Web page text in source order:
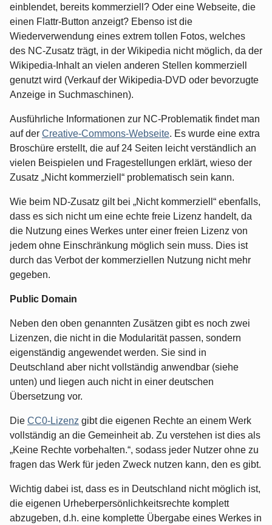
einblendet, bereits kommerziell? Oder eine Webseite, die
einen Flattr-Button anzeigt? Ebenso ist die
Wiederverwendung eines extrem tollen Fotos, welches
des NC-Zusatz trägt, in der Wikipedia nicht möglich, da der
Wikipedia-Inhalt an vielen anderen Stellen kommerziell
genutzt wird (Verkauf der Wikipedia-DVD oder bevorzugte
Anzeige in Suchmaschinen).
Ausführliche Informationen zur NC-Problematik findet man
auf der Creative-Commons-Webseite. Es wurde eine extra
Broschüre erstellt, die auf 24 Seiten leicht verständlich an
vielen Beispielen und Fragestellungen erklärt, wieso der
Zusatz „Nicht kommerziell“ problematisch sein kann.
Wie beim ND-Zusatz gilt bei „Nicht kommerziell“ ebenfalls,
dass es sich nicht um eine echte freie Lizenz handelt, da
die Nutzung eines Werkes unter einer freien Lizenz von
jedem ohne Einschränkung möglich sein muss. Dies ist
durch das Verbot der kommerziellen Nutzung nicht mehr
gegeben.
Public Domain
Neben den oben genannten Zusätzen gibt es noch zwei
Lizenzen, die nicht in die Modularität passen, sondern
eigenständig angewendet werden. Sie sind in
Deutschland aber nicht vollständig anwendbar (siehe
unten) und liegen auch nicht in einer deutschen
Übersetzung vor.
Die CC0-Lizenz gibt die eigenen Rechte an einem Werk
vollständig an die Gemeinheit ab. Zu verstehen ist dies als
„Keine Rechte vorbehalten.“, sodass jeder Nutzer ohne zu
fragen das Werk für jeden Zweck nutzen kann, den es gibt.
Wichtig dabei ist, dass es in Deutschland nicht möglich ist,
die eigenen Urheberpersönlichkeitsrechte komplett
abzugeben, d.h. eine komplette Übergabe eines Werkes in